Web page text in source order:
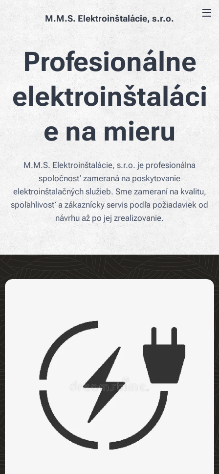
M.M.S. Elektroinštalácie, s.r.o.
Profesionálne
elektroinštaláci
e na mieru
M.M.S. Elektroinštalácie, s.r.o. je profesionálna
spoločnosť zameraná na poskytovanie
elektroinštalačných služieb. Sme zameraní na kvalitu,
spoľahlivosť a zákaznícky servis podľa požiadaviek od
návrhu až po jej zrealizovanie.